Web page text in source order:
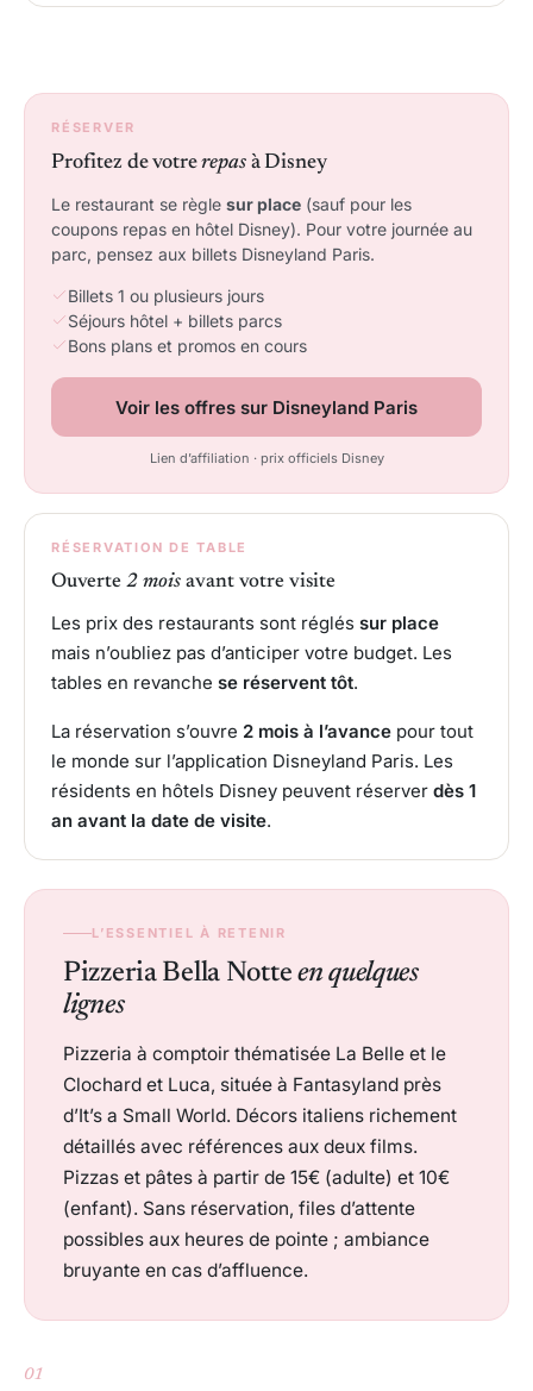
L’ESSENTIEL À RETENIR
Pizzeria Bella Notte en quelques
lignes
Pizzeria à comptoir thématisée La Belle et le
Clochard et Luca, située à Fantasyland près
d’It’s a Small World. Décors italiens richement
détaillés avec références aux deux films.
Pizzas et pâtes à partir de 15€ (adulte) et 10€
(enfant). Sans réservation, files d’attente
possibles aux heures de pointe ; ambiance
bruyante en cas d’affluence.
01
RÉSERVER
Profitez de votrerepasà Disney
Le restaurant se règle sur place (sauf pour les
coupons repas en hôtel Disney). Pour votre journée au
parc, pensez aux billets Disneyland Paris.
Billets 1 ou plusieurs jours
Séjours hôtel + billets parcs
Bons plans et promos en cours
Voir les offres sur Disneyland Paris
Lien d’affiliation · prix officiels Disney
RÉSERVATION DE TABLE
Ouverte 2 mois avant votre visite
Les prix des restaurants sont réglés sur place
mais n’oubliez pas d’anticiper votre budget. Les
tables en revanche se réservent tôt.
La réservation s’ouvre 2 mois à l’avance pour tout
le monde sur l’application Disneyland Paris. Les
résidents en hôtels Disney peuvent réserver dès 1
an avant la date de visite.